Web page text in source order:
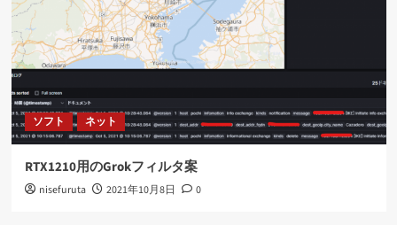
ソフト ネット
RTX1210用のGrokフィルタ案
nisefuruta 2021年10月8日 0